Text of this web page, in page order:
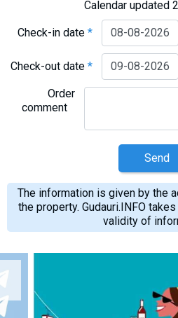
Calendar updated
Check-in date*
Check-out date*
Order
comment
Send
The information is given by the
the property. Gudauri.INFO
validity of